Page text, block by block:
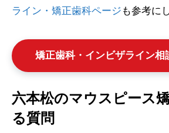
ライン・矯正歯科ページ も参考に
矯正歯科・インビザライン相
六本松のマウスピース
る質問